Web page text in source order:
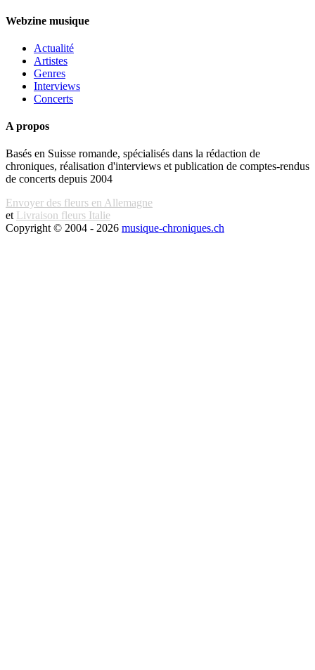
Webzine musique
Actualité
Artistes
Genres
Interviews
Concerts
A propos
Basés en Suisse romande, spécialisés dans la rédaction de
chroniques, réalisation d'interviews et publication de comptes-rendus
de concerts depuis 2004
Envoyer des fleurs en Allemagne
et Livraison fleurs Italie
Copyright © 2004 - 2026 musique-chroniques.ch